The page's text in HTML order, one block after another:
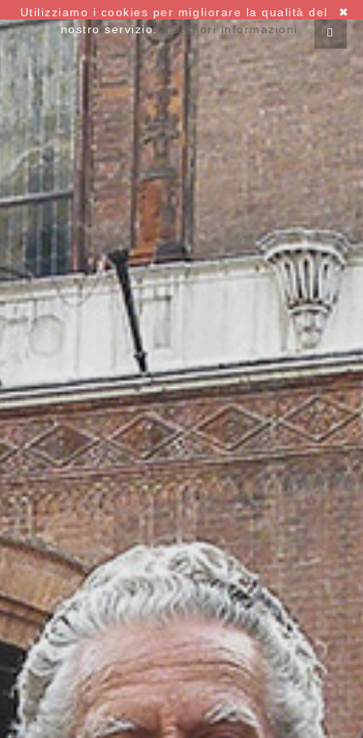
✖
Utilizziamo i cookies per migliorare la qualità del
nostro servizio. Maggiori informazioni.